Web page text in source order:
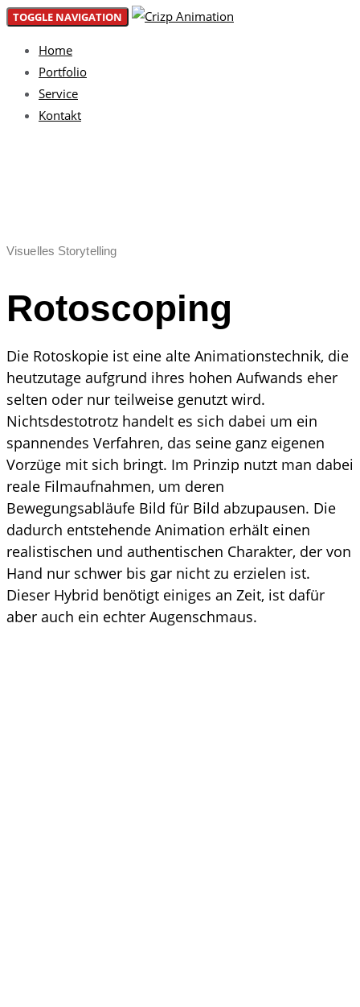
TOGGLE NAVIGATION
Home
Portfolio
Service
Kontakt
Visuelles Storytelling
Rotoscoping
Die Rotoskopie ist eine alte Animationstechnik, die
heutzutage aufgrund ihres hohen Aufwands eher
selten oder nur teilweise genutzt wird.
Nichtsdestotrotz handelt es sich dabei um ein
spannendes Verfahren, das seine ganz eigenen
Vorzüge mit sich bringt. Im Prinzip nutzt man dabei
reale Filmaufnahmen, um deren
Bewegungsabläufe Bild für Bild abzupausen. Die
dadurch entstehende Animation erhält einen
realistischen und authentischen Charakter, der von
Hand nur schwer bis gar nicht zu erzielen ist.
Dieser Hybrid benötigt einiges an Zeit, ist dafür
aber auch ein echter Augenschmaus.